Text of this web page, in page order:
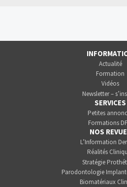
Actualité
Formation
Vidéos
Newsletter –
SERVICES
Petites
Formations
NOS
L’Information
Réalités
Stratégie
Parodontologie
Biomatériaux